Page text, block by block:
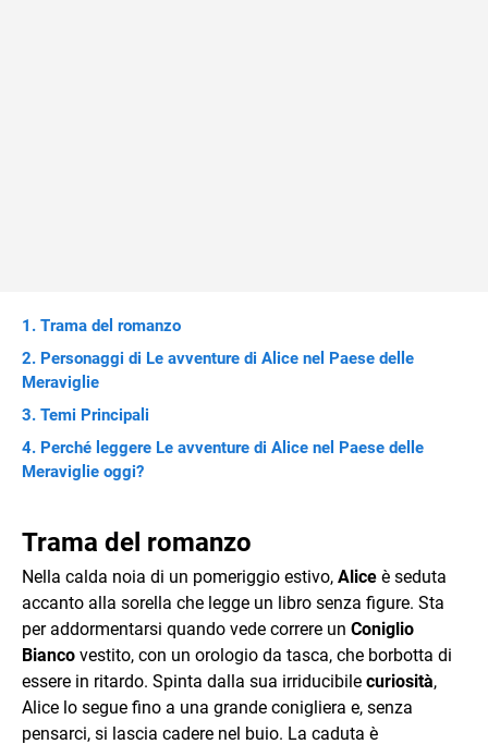
Trama del romanzo
Personaggi di Le avventure di Alice nel Paese delle
Meraviglie
Temi Principali
Perché leggere Le avventure di Alice nel Paese delle
Meraviglie oggi?
Trama del romanzo
Nella calda noia di un pomeriggio estivo, Alice è seduta
accanto alla sorella che legge un libro senza figure. Sta
per addormentarsi quando vede correre un Coniglio
Bianco vestito, con un orologio da tasca, che borbotta di
essere in ritardo. Spinta dalla sua irriducibile curiosità,
Alice lo segue fino a una grande conigliera e, senza
pensarci, si lascia cadere nel buio. La caduta è